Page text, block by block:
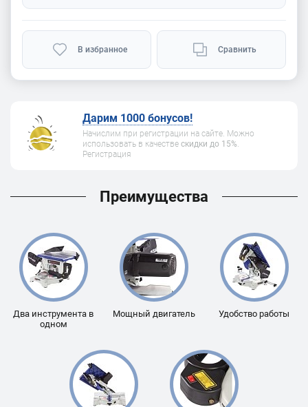
В избранное Сравнить
Дарим 1000 бонусов!
Начислим при регистрации на сайте. Можно
использовать в качестве скидки до 15%.
Регистрация
Преимущества
Два инструмента в
одном
Мощный двигатель Удобство работы